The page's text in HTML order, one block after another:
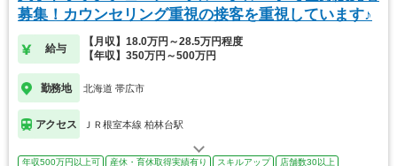
募集！カウンセリング重視の接客を重視しています♪
給与
【月収】18.0万円～28.5万円程度
【年収】350万円～500万円
勤務地 北海道 帯広市
アクセス ＪＲ根室本線 柏林台駅
年収500万円以上可 産休・育休取得実績有り スキルアップ
店舗数30以上